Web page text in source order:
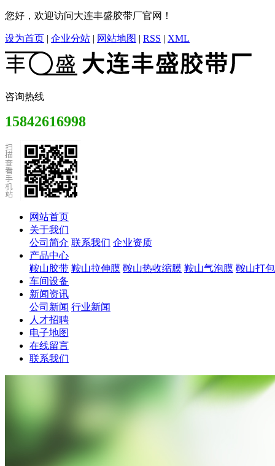
您好，欢迎访问大连丰盛胶带厂官网！
设为首页 | 企业分站 | 网站地图 | RSS | XML
咨询热线
15842616998
网站首页
关于我们
公司简介 联系我们 企业资质
产品中心
鞍山胶带 鞍山拉伸膜 鞍山热收缩膜 鞍山气泡膜 鞍山打
车间设备
新闻资讯
公司新闻 行业新闻
人才招聘
电子地图
在线留言
联系我们